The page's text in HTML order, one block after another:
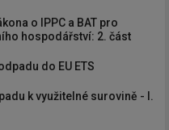
o IPPC a BAT pro
hospodářství: 2. část
do EU ETS
k využitelné surovině - I.